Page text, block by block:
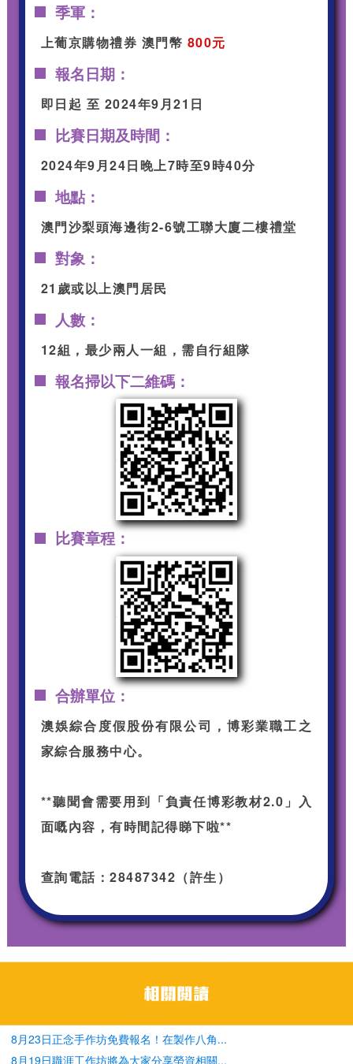
季軍：
上葡京購物禮券 澳門幣 800元
報名日期：
即日起 至 2024年9月21日
比賽日期及時間：
2024年9月24日晚上7時至9時40分
地點：
澳門沙梨頭海邊街2-6號工聯大廈二樓禮堂
對象：
21歲或以上澳門居民
人數：
12組，最少兩人一組，需自行組隊
報名掃以下二維碼：
比賽章程：
合辦單位：
澳娛綜合度假股份有限公司，博彩業職工之
家綜合服務中心。
**聽聞會需要用到「負責任博彩教材2.0」入
面嘅內容，有時間記得睇下啦**
查詢電話：28487342（許生）
8月23日正念手作坊免費報名！在製作八角...
8月19日職涯工作坊將為大家分享勞資相關...